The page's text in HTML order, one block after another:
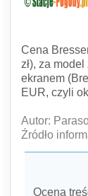
Cena
zł), za
ekranem
EUR, czyli
Autor:
Źródło
Ocena